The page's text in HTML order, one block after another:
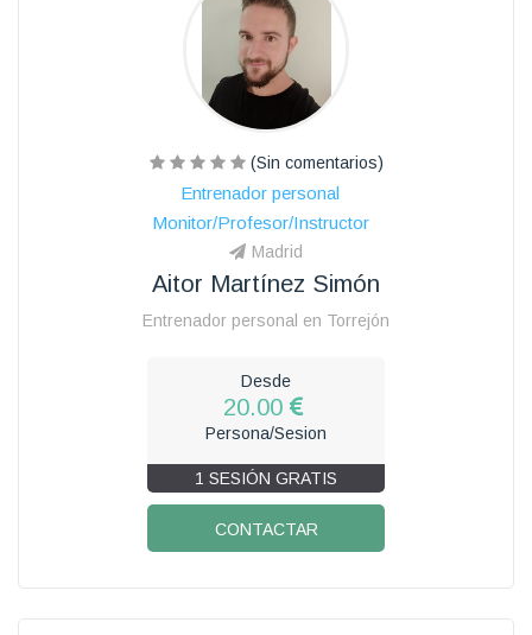
(Sin comentarios)
Entrenador personal
Monitor/Profesor/Instructor
Madrid
Aitor Martínez Simón
Entrenador personal en Torrejón
Desde
20.00
Persona/Sesion
1 SESIÓN GRATIS
CONTACTAR